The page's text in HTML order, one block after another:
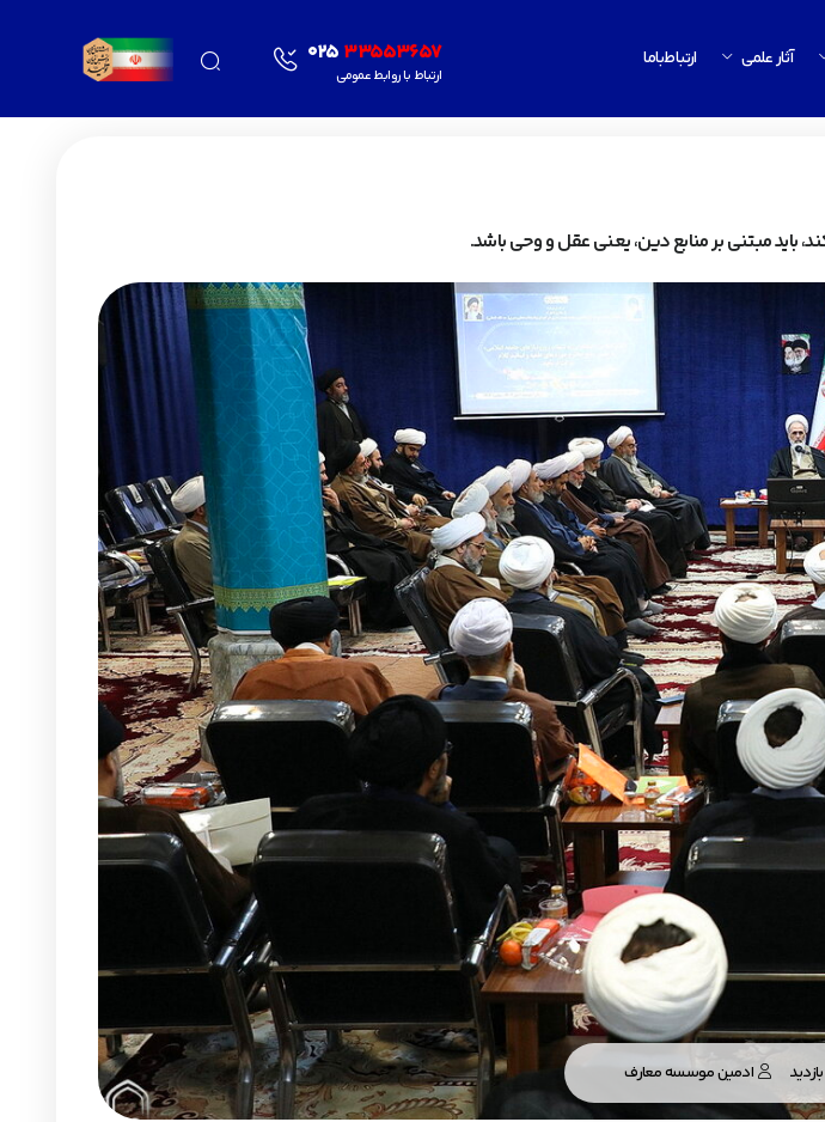
آثار علمی ارتباط‌باما 02533553657
ارتباط با روابط عمومی
باید مبتنی بر منابع دین، یعنی عقل و وحی باشد.
ادمین موسسه معارف